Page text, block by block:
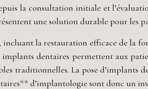
la consultation initiale et
une solution durable pour les
la restauration efficace de la
dentaires permettent aux
traditionnelles. La pose
d’implantologie sont donc un